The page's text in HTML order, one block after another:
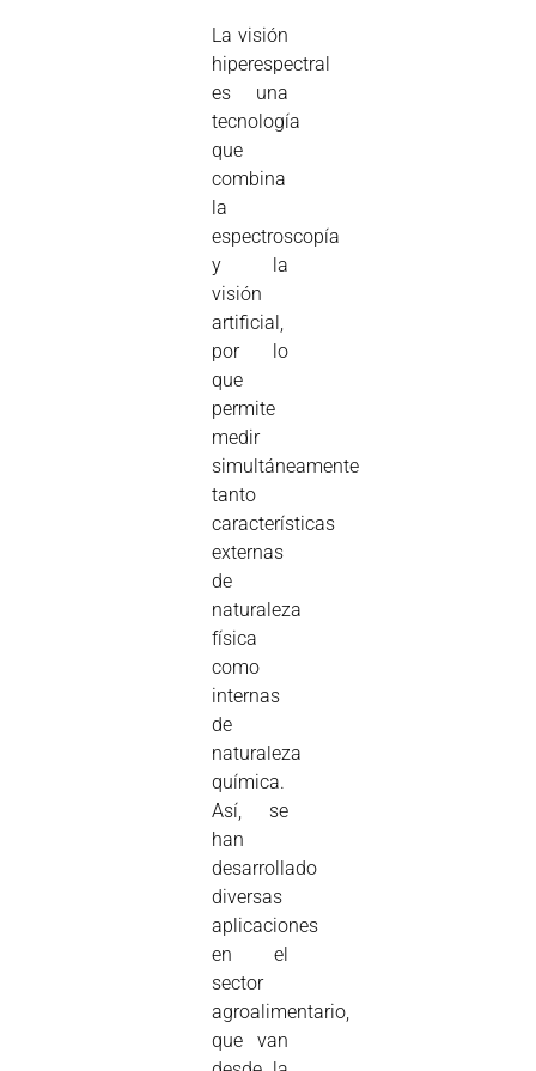
La visión
hiperespectral
es una
tecnología
que
combina
la
espectroscopía
y la
visión
artificial,
por lo
que
permite
medir
simultáneamente
tanto
características
externas
de
naturaleza
física
como
internas
de
naturaleza
química.
Así, se
han
desarrollado
diversas
aplicaciones
en el
sector
agroalimentario,
que van